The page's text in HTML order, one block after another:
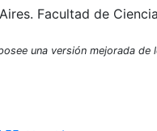
Facultad de
una versión mejorada de